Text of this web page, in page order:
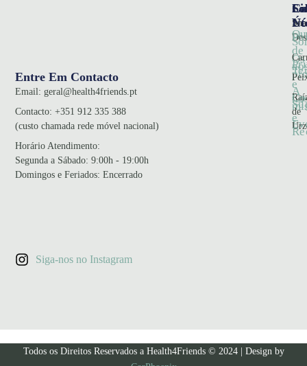
Entre Em Contacto
Email: geral@health4friends.pt
Contacto:+351 912 335 388
(custo chamada rede móvel nacional)
Horário Atendimento:
Segunda a Sábado: 9:00h - 19:00h
Domingos e Feriados: Encerrado
Siga-nos no Instagram
Os
A
de
de
e
e
Todos os Direitos Reservados a Health4Friends © 2024 | Design by